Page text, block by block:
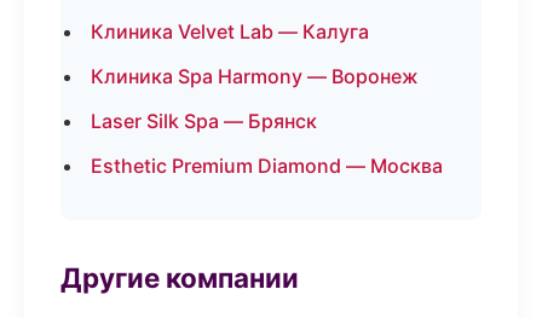
Клиника Velvet Lab — Калуга
Клиника Spa Harmony — Воронеж
Laser Silk Spa — Брянск
Esthetic Premium Diamond — Москва
Другие компании